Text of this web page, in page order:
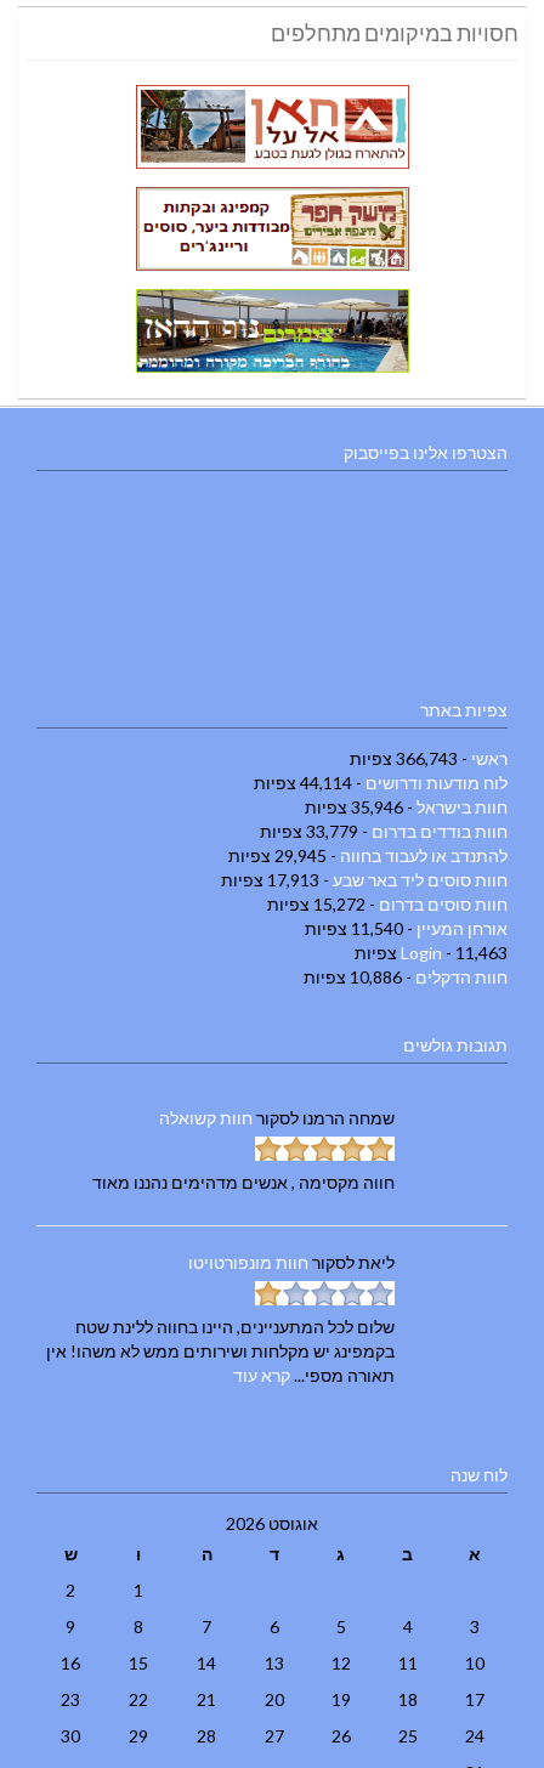
חסויות במיקומים מתחלפים
הצטרפו אלינו בפייסבוק
צפיות באתר
ראשי - 366,743 צפיות
לוח מודעות ודרושים - 44,114 צפיות
חוות בישראל - 35,946 צפיות
חוות בודדים בדרום - 33,779 צפיות
להתנדב או לעבוד בחווה - 29,945 צפיות
חוות סוסים ליד באר שבע - 17,913 צפיות
חוות סוסים בדרום - 15,272 צפיות
אורחן המעיין - 11,540 צפיות
Login - 11,463 צפיות
חוות הדקלים - 10,886 צפיות
תגובות גולשים
שמחה הרמנו לסקור חוות קשואלה
חווה מקסימה , אנשים מדהימים נהננו מאוד
ליאתלסקור חוות מונפורטויטו
שלום לכל המתעניינים, היינו בחווה ללינת שטח
בקמפינג יש מקלחות ושירותים ממש לא משהו! אין
תאורה מספי...קרא עוד
לוח שנה
אוגוסט 2026
א
ב ג ד ה ו
ש
1
2
3
4
5
6
7
8
9
10
11
12
13
14
15
16
17
18
19
20
21
22
23
24
25
26
27
28
29
30